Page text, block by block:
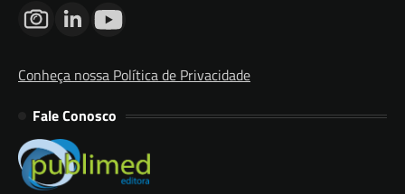
Conheça nossa Política de Privacidade
Fale Conosco